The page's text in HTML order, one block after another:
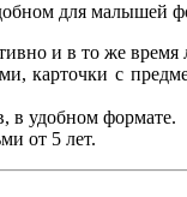
для малышей
в то же время
карточки с
в удобном формате.
от 5 лет.